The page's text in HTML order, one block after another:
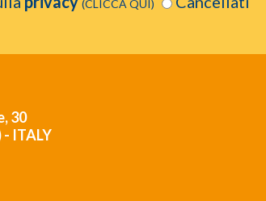
(CLICCA QUI)
30
- ITALY